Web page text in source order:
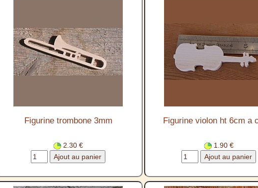
Figurine trombone 3mm
2.30 €
Figurine violon ht 6cm a
1.90 €